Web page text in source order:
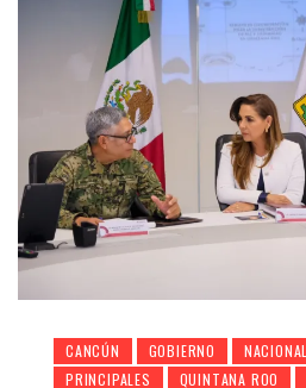
CANCÚN GOBIERNO NACIONAL
PRINCIPALES
QUINTANA ROO